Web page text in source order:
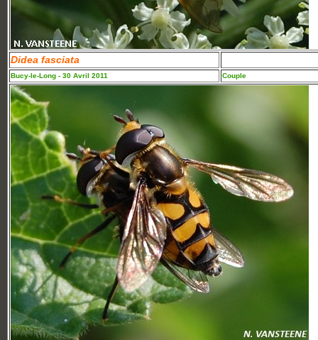
Didea fasciata
Bucy-le-Long - 30 Avril 2011 Couple